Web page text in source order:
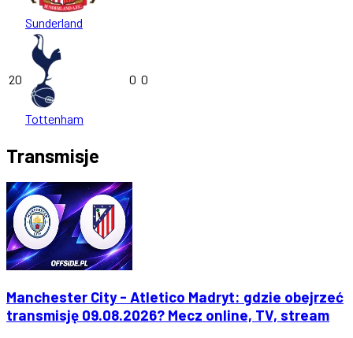
Sunderland
20
Tottenham
0 0
Transmisje
Manchester City - Atletico Madryt: gdzie obejrzeć
transmisję 09.08.2026? Mecz online, TV, stream